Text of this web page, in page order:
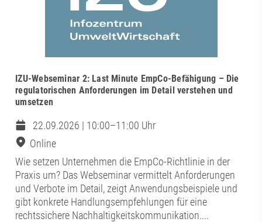
IZU-Webseminar 2: Last Minute EmpCo-Befähigung – Die
regulatorischen Anforderungen im Detail verstehen und
umsetzen
22.09.2026 | 10:00–11:00 Uhr
Online
Wie setzen Unternehmen die EmpCo-Richtlinie in der
Praxis um? Das Webseminar vermittelt Anforderungen
und Verbote im Detail, zeigt Anwendungsbeispiele und
gibt konkrete Handlungsempfehlungen für eine
rechtssichere Nachhaltigkeitskommunikation....